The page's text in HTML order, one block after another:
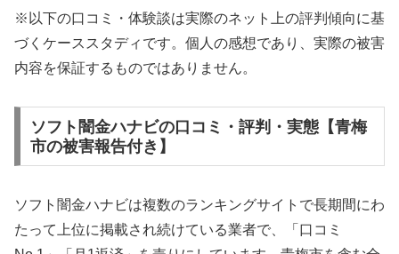
※以下の口コミ・体験談は実際のネット上の評判傾向に基
づくケーススタディです。個人の感想であり、実際の被害
内容を保証するものではありません。
ソフト闇金ハナビの口コミ・評判・実態【青梅
市の被害報告付き】
ソフト闇金ハナビは複数のランキングサイトで長期間にわ
たって上位に掲載され続けている業者で、「口コミ